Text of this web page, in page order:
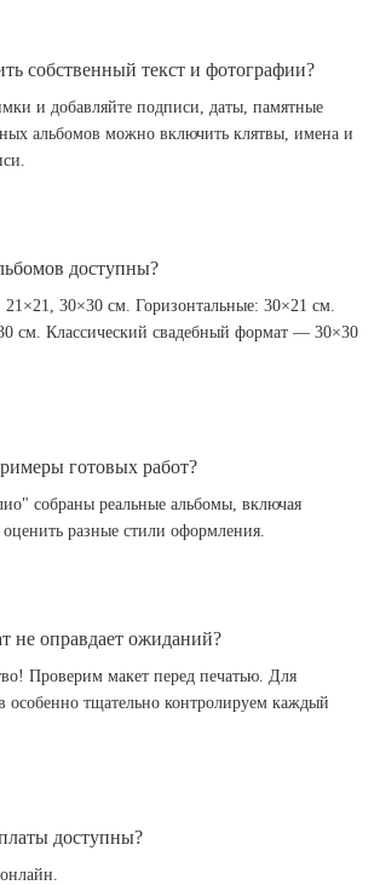
собственный текст и фотографии?
и добавляйте подписи, даты, памятные
альбомов можно включить клятвы, имена и
доступны?
30×30 см. Горизонтальные: 30×21 см.
см. Классический свадебный формат — 30×30
готовых работ?
собраны реальные альбомы, включая
разные стили оформления.
не оправдает ожиданий?
Проверим макет перед печатью. Для
особенно тщательно контролируем каждый
доступны?